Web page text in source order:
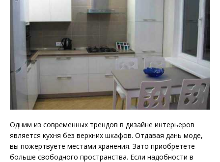
Одним из современных трендов в дизайне интерьеров
является кухня без верхних шкафов. Отдавая дань моде,
вы пожертвуете местами хранения. Зато приобретете
больше свободного пространства. Если надобности в